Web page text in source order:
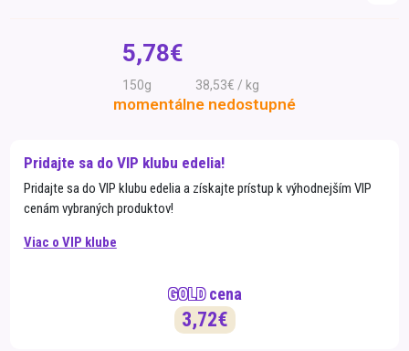
Darčekové
poukazy
Recepty
Drogéria a kozmetika
Lekáreň
5,78€
150g 38,53€ / kg
momentálne nedostupné
Pridajte sa do VIP klubu edelia!
Pridajte sa do VIP klubu edelia a získajte prístup k výhodnejším VIP
cenám vybraných produktov!
Viac o VIP klube
GOLDcena
3,72€